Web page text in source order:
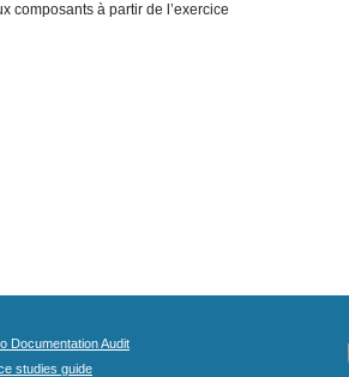
composants à partir de l’exercice
Documentation Audit
studies guide